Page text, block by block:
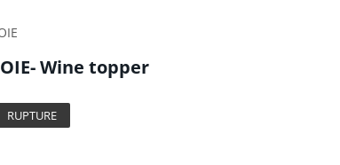
Wine topper
RUPTURE